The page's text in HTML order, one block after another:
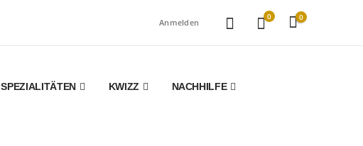
Anmelden
0 0
SPEZIALITÄTEN KWIZZ NACHHILFE